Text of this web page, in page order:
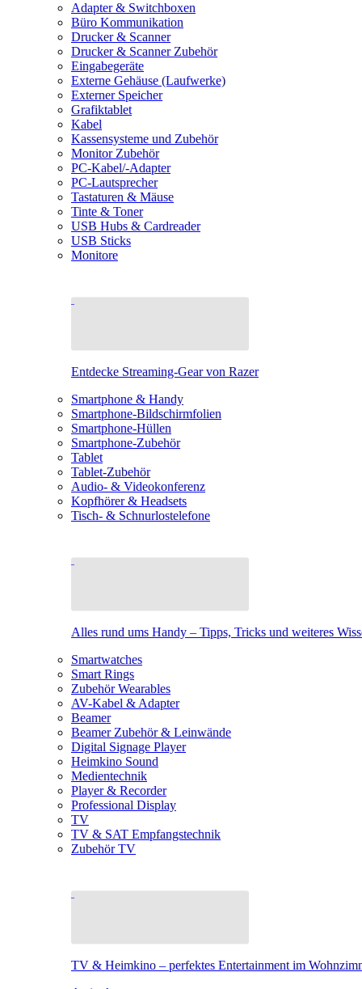
Adapter & Switchboxen
Büro Kommunikation
Drucker & Scanner
Drucker & Scanner Zubehör
Eingabegeräte
Externe Gehäuse (Laufwerke)
Externer Speicher
Grafiktablet
Kabel
Kassensysteme und Zubehör
Monitor Zubehör
PC-Kabel/-Adapter
PC-Lautsprecher
Tastaturen & Mäuse
Tinte & Toner
USB Hubs & Cardreader
USB Sticks
Monitore
Entdecke Streaming-Gear von Razer
Smartphone & Handy
Smartphone-Bildschirmfolien
Smartphone-Hüllen
Smartphone-Zubehör
Tablet
Tablet-Zubehör
Audio- & Videokonferenz
Kopfhörer & Headsets
Tisch- & Schnurlostelefone
Alles rund ums Handy – Tipps, Tricks und weiteres
Smartwatches
Smart Rings
Zubehör Wearables
AV-Kabel & Adapter
Beamer
Beamer Zubehör & Leinwände
Digital Signage Player
Heimkino Sound
Medientechnik
Player & Recorder
Professional Display
TV
TV & SAT Empfangstechnik
Zubehör TV
TV & Heimkino – perfektes Entertainment im